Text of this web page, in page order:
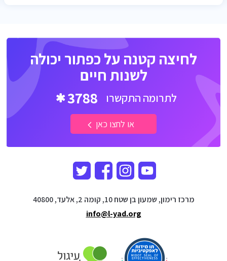
לחיצה קטנה על כפתור יכולה
לשנות חיים
לתרומה התקשרו 3788
או לחצו כאן
מרכז רימון, שמעון בן שטח 10, קומה 2, אלעד, 40800
info@l-yad.org